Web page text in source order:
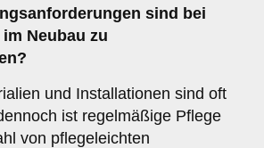
sind bei
Neubau zu
und Installationen sind oft
ist regelmäßige Pflege
von pflegeleichten